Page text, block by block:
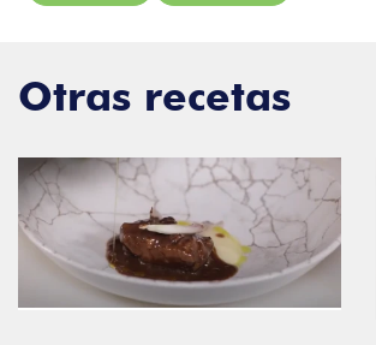
Otras recetas